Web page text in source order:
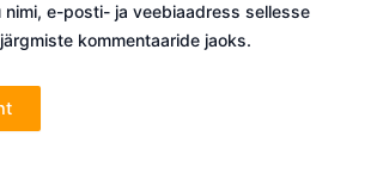
nimi, e-posti- ja veebiaadress sellesse
kommentaaride jaoks.